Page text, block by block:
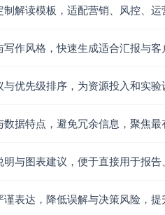
定性：不同时间段、活动、创意与
数据注意事项
泄漏：确保频次仅统计于转化前；转
频尾部：对极端高频样本量少，需分
可操作）
户×渠道/活动：近1天、7天、活动
解读模板，适配营销、风控、运
作风格，快速生成适合汇报与客
优先级排序，为资源投入和实验
据特点，避免冗余信息，聚焦最
与图表建议，便于直接用于报告
表达，降低误解与决策风险，提